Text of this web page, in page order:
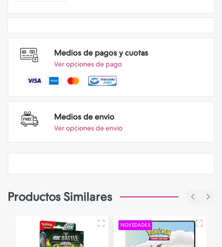
Medios de pagos y cuotas
Ver opciones de pago
Medios de envio
Ver opciones de envio
Productos Similares
NOVEDADES